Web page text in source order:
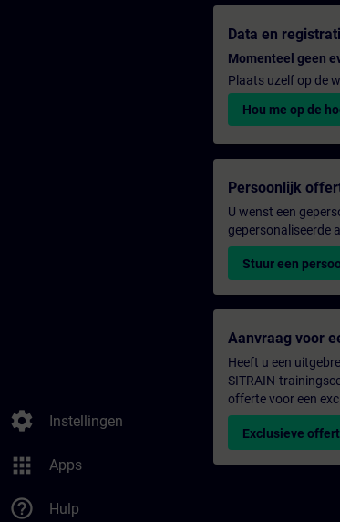
settings Instellingen
apps Apps
help_outline Hulp
Data en
Momenteel geen
Plaats uzelf op de
Hou me op de
Persoonlijk
U wenst een
gepersonaliseerde
Stuur een
Aanvraag voor
Heeft u een
SITRAIN-
offerte voor een
Exclusieve